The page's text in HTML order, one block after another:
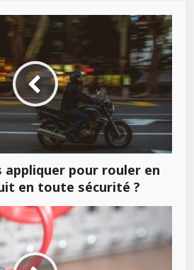
appliquer pour rouler en
en toute sécurité ?